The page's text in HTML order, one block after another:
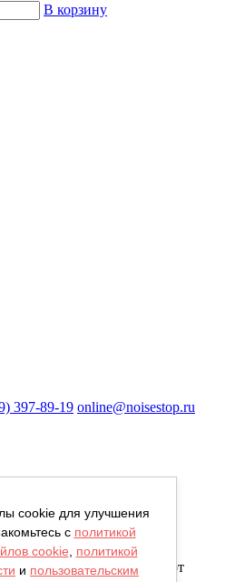
В корзину
397-89-19 online@noisestop.ru
приведена в целях
цвета могут отличаться от
cookie для улучшения
с политикой
cookie
политикой
и пользовательским